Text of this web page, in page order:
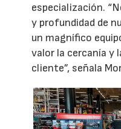
especialización.
y profundidad de
un magnífico
valor la cercanía y
cliente”, señala